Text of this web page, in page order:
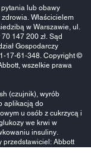
lub obawy
Właścicielem
w Warszawie, ul.
147 200 zł. Sąd
Gospodarczy
17-61-348. Copyright ©
wszelkie prawa
(czujnik), wyrób
aplikacją do
u osób z cukrzycą i
we krwi w
insuliny.
przedstawiciel: Abbott